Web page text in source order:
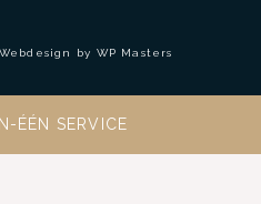
by WP Masters
ÉÉN SERVICE